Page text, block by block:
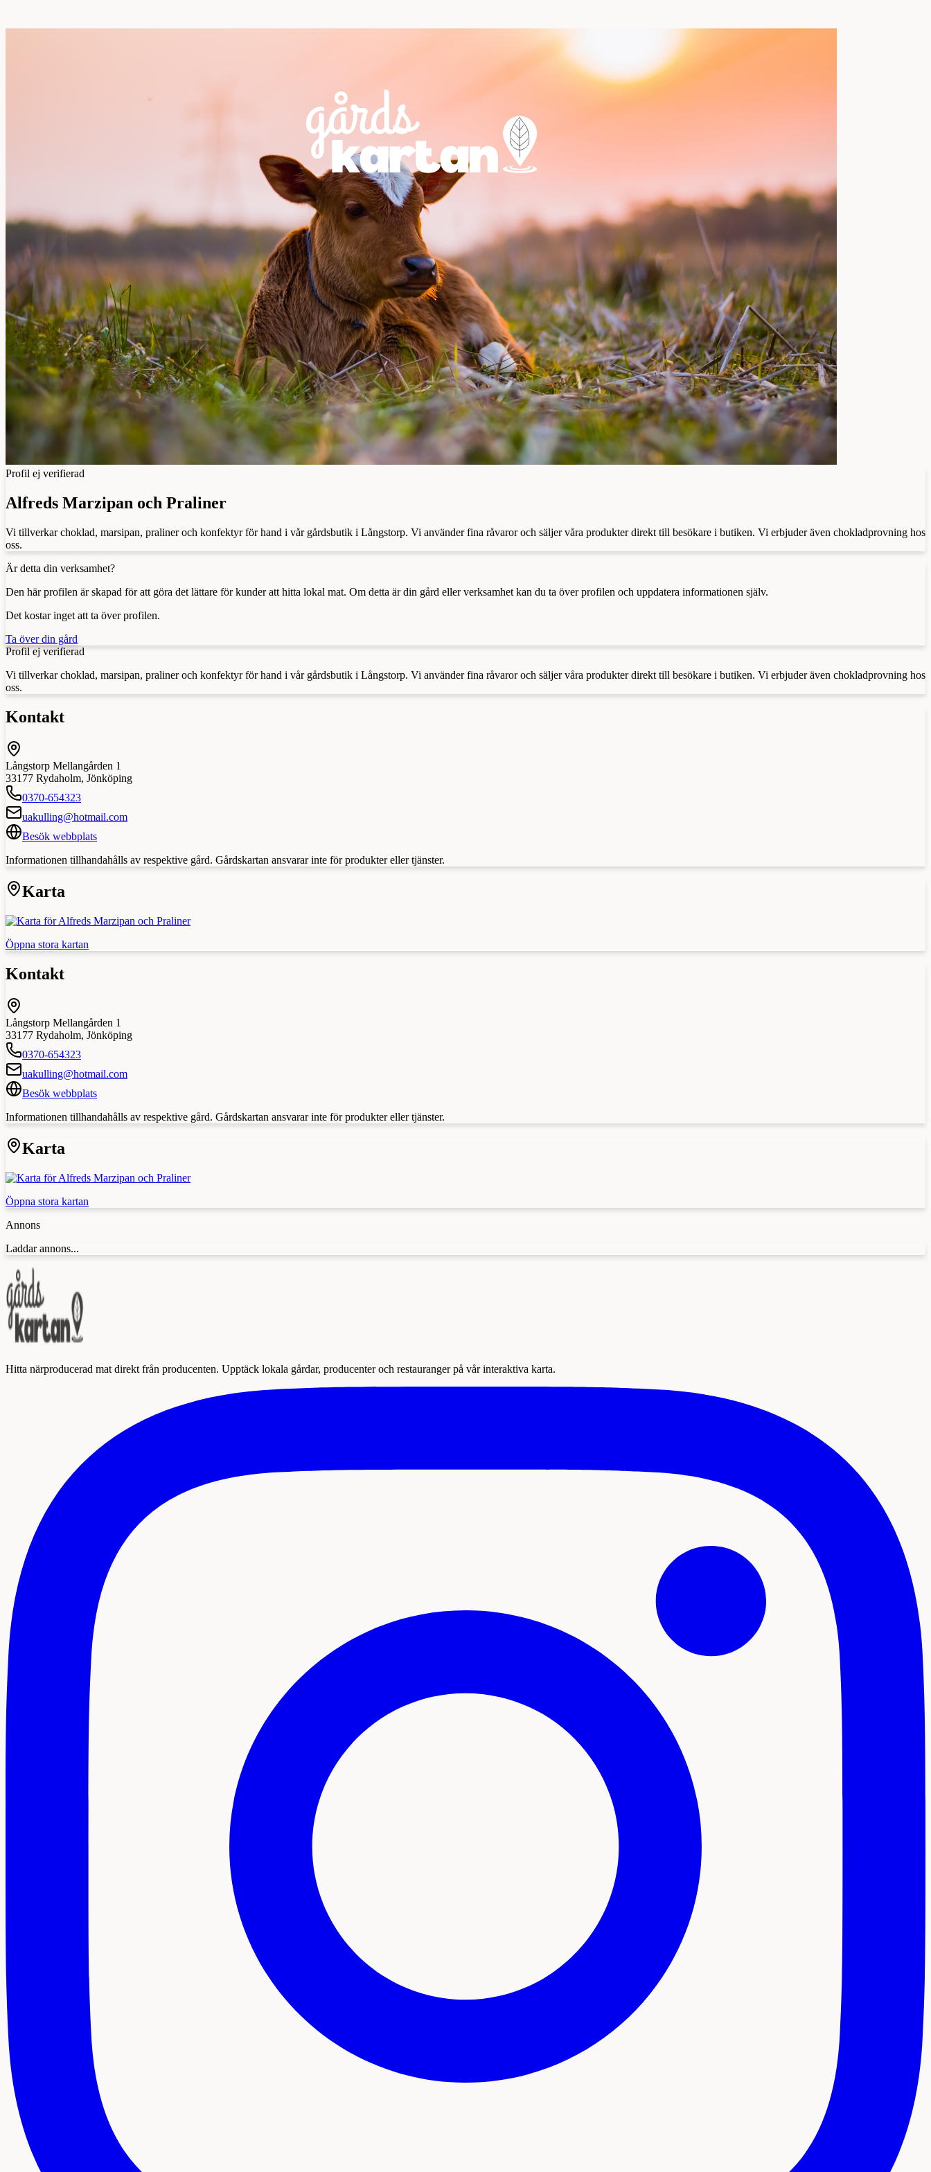
Profil ej verifierad
Alfreds Marzipan och Praliner
Vi tillverkar choklad, marsipan, praliner och konfektyr för hand i vår gårdsbutik i Långstorp. Vi använder fina råvaror och säljer våra produkter direkt till besökare i butiken. Vi erbjuder även chokladprovning hos
oss.
Är detta din verksamhet?
Den här profilen är skapad för att göra det lättare för kunder att hitta lokal mat. Om detta är din gård eller verksamhet kan du ta över profilen och uppdatera informationen själv.
Det kostar inget att ta över profilen.
Ta över din gård
Profil ej verifierad
Vi tillverkar choklad, marsipan, praliner och konfektyr för hand i vår gårdsbutik i Långstorp. Vi använder fina råvaror och säljer våra produkter direkt till besökare i butiken. Vi erbjuder även chokladprovning hos
oss.
Kontakt
Långstorp Mellangården 1
33177 Rydaholm, Jönköping
0370-654323
uakulling@hotmail.com
Besök webbplats
Informationen tillhandahålls av respektive gård. Gårdskartan ansvarar inte för produkter eller tjänster.
Karta
Öppna stora kartan
Kontakt
Långstorp Mellangården 1
33177 Rydaholm, Jönköping
0370-654323
uakulling@hotmail.com
Besök webbplats
Informationen tillhandahålls av respektive gård. Gårdskartan ansvarar inte för produkter eller tjänster.
Karta
Öppna stora kartan
Annons
Laddar annons...
Hitta närproducerad mat direkt från producenten. Upptäck lokala gårdar, producenter och restauranger på vår interaktiva karta.